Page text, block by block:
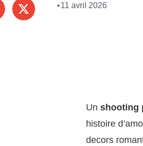
•11 avril 2026
Un shooting
histoire
decors